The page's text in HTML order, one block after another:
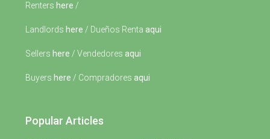
Renters here /
Landlords here / Dueños Renta aqui
Sellers here / Vendedores aqui
Buyers here / Compradores aqui
Popular Articles